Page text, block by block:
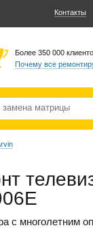
Контакты
Более 350 000
Почему все
с многолетним